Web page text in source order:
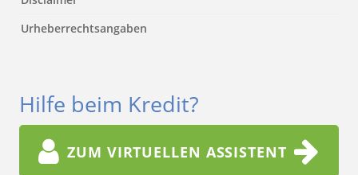
Urheberrechtsangaben
Hilfe beim Kredit?
ZUM VIRTUELLEN ASSISTENT